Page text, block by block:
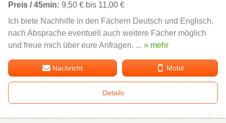
Preis / 45min: 9,50 € bis 11,00 €
Ich biete Nachhilfe in den Fächern Deutsch und Englisch,
nach Absprache eventuell auch weitere Fächer möglich
und freue mich über eure Anfragen. ... » mehr
Nachricht Mobil
Details